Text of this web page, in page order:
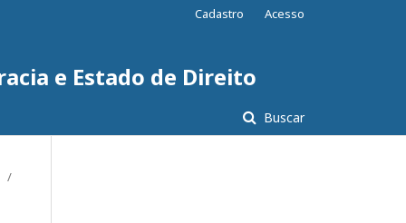
e Estado de Direito
Buscar
Cadastro Acesso
/